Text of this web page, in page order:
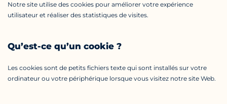
Notre site utilise des cookies pour améliorer votre expérience
utilisateur et réaliser des statistiques de visites.
Qu’est-ce qu’un cookie ?
Les cookies sont de petits fichiers texte qui sont installés sur votre
ordinateur ou votre périphérique lorsque vous visitez notre site Web.